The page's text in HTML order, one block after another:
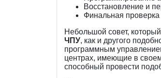
Восстановление и
Финальная
Небольшой совет,
ЧПУ, как и другого
программным
центрах, имеющие в
способный провести